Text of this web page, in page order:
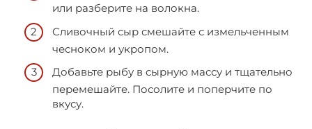
или разберите на волокна.
Сливочный сыр смешайте с измельченным
чесноком и укропом.
Добавьте рыбу в сырную массу и тщательно
перемешайте. Посолите и поперчите по
вкусу.